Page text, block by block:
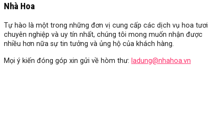
Nhà Hoa
Tự hào là một trong những đơn vị cung cấp các dịch vụ hoa tươi
chuyên nghiệp và uy tín nhất, chúng tôi mong muốn nhận được
nhiều hơn nữa sự tin tưởng và ủng hộ của khách hàng.
Mọi ý kiến đóng góp xin gửi về hòm thư: ladung@nhahoa.vn